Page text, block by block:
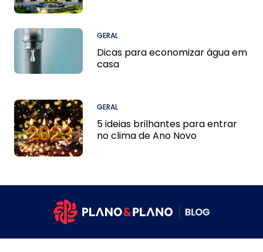
GERAL
Dicas para economizar água em
casa
GERAL
5 ideias brilhantes para entrar
no clima de Ano Novo